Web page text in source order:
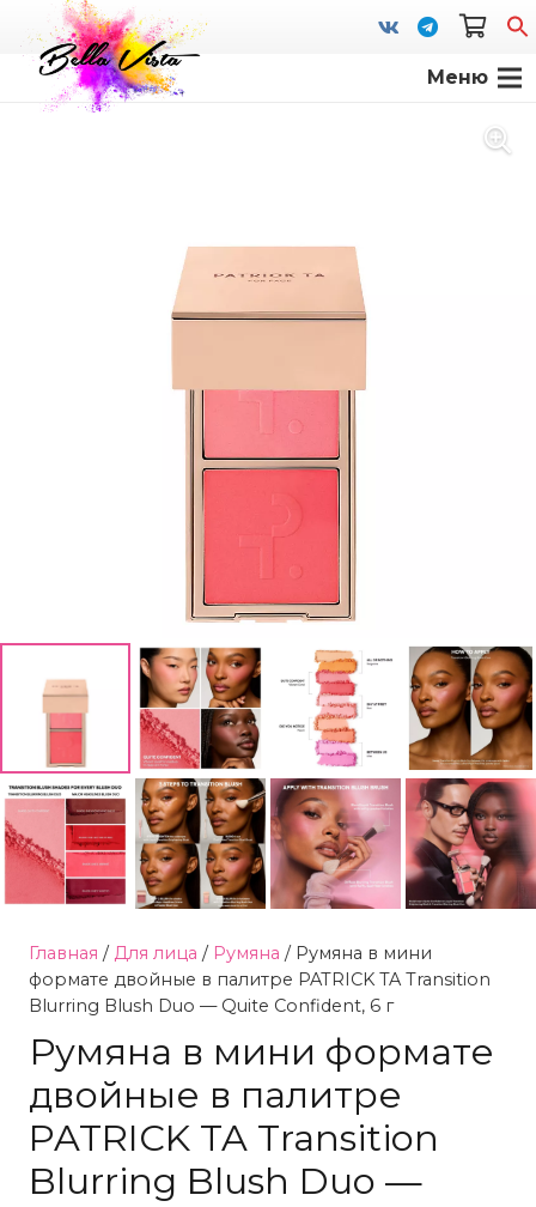
Меню
Главная / Для лица / Румяна / Румяна в мини
формате двойные в палитре PATRICK TA Transition
Blurring Blush Duo — Quite Confident, 6 г
Румяна в мини формате
двойные в палитре
PATRICK TA Transition
Blurring Blush Duo —